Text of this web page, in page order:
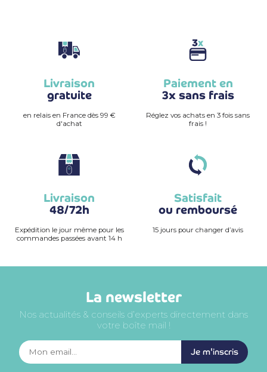
Livraison
gratuite
en relais en France dès 99 €
d'achat
Paiement en
3x sans frais
Réglez vos achats en 3 fois sans
frais !
Livraison
48/72h
Expédition le jour même pour les
commandes passées avant 14 h
Satisfait
ou remboursé
15 jours pour changer d’avis
La newsletter
Nos actualités & conseils d’experts directement dans
votre boîte mail !
Je m'inscris